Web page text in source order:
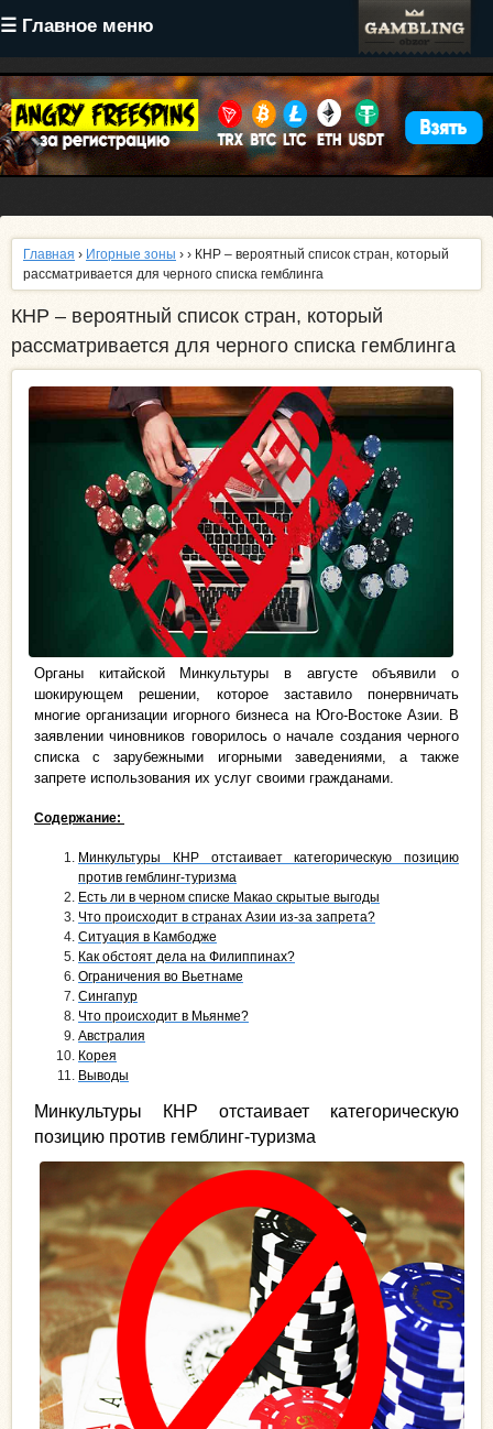
☰ Главное меню
содержанию
Главная › Игорные зоны › › КНР – вероятный список стран, который
рассматривается для черного списка гемблинга
КНР – вероятный список стран, который
рассматривается для черного списка гемблинга
Органы китайской Минкультуры в августе объявили о
шокирующем решении, которое заставило понервничать
многие организации игорного бизнеса на Юго-Востоке Азии. В
заявлении чиновников говорилось о начале создания черного
списка с зарубежными игорными заведениями, а также
запрете использования их услуг своими гражданами.
Содержание:
Минкультуры КНР отстаивает категорическую позицию
против гемблинг-туризма
Есть ли в черном списке Макао скрытые выгоды
Что происходит в странах Азии из-за запрета?
Ситуация в Камбодже
Как обстоят дела на Филиппинах?
Ограничения во Вьетнаме
Сингапур
Что происходит в Мьянме?
Австралия
Корея
Выводы
Минкультуры КНР отстаивает категорическую
позицию против гемблинг-туризма